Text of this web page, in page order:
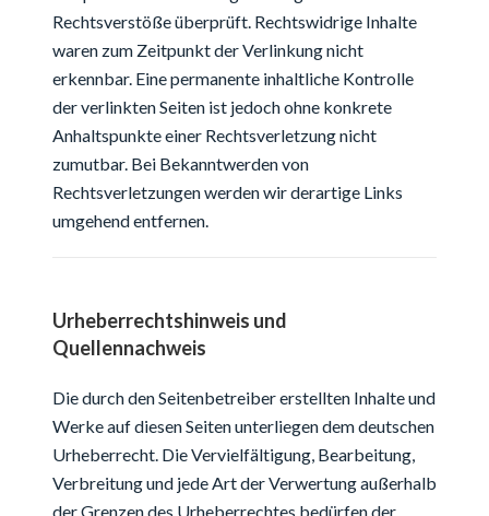
Rechtsverstöße überprüft. Rechtswidrige Inhalte
waren zum Zeitpunkt der Verlinkung nicht
erkennbar. Eine permanente inhaltliche Kontrolle
der verlinkten Seiten ist jedoch ohne konkrete
Anhaltspunkte einer Rechtsverletzung nicht
zumutbar. Bei Bekanntwerden von
Rechtsverletzungen werden wir derartige Links
umgehend entfernen.
Urheberrechtshinweis und
Quellennachweis
Die durch den Seitenbetreiber erstellten Inhalte und
Werke auf diesen Seiten unterliegen dem deutschen
Urheberrecht. Die Vervielfältigung, Bearbeitung,
Verbreitung und jede Art der Verwertung außerhalb
der Grenzen des Urheberrechtes bedürfen der